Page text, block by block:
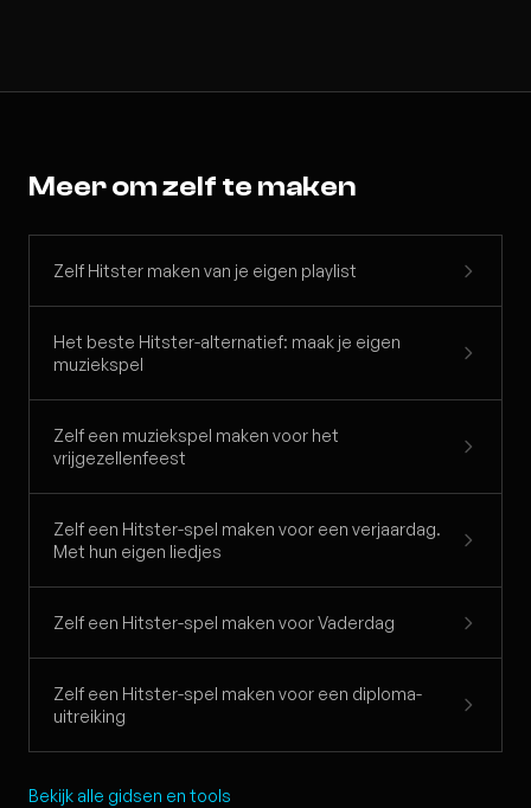
Meer om zelf te maken
Zelf Hitster maken van je eigen playlist
Het beste Hitster-alternatief: maak je eigen
muziekspel
Zelf een muziekspel maken voor het
vrijgezellenfeest
Zelf een Hitster-spel maken voor een verjaardag.
Met hun eigen liedjes
Zelf een Hitster-spel maken voor Vaderdag
Zelf een Hitster-spel maken voor een diploma-
uitreiking
Bekijk alle gidsen en tools